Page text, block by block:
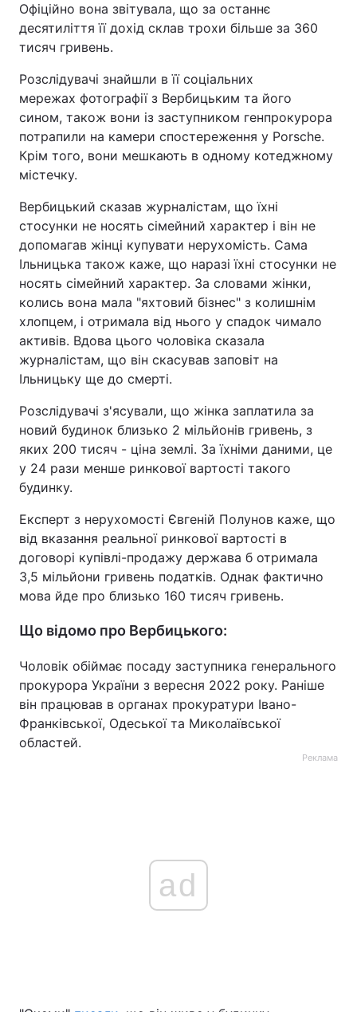
Офіційно вона звітувала, що за останнє
десятиліття її дохід склав трохи більше за 360
тисяч гривень.
Розслідувачі знайшли в її соціальних
мережах фотографії з Вербицьким та його
сином, також вони із заступником генпрокурора
потрапили на камери спостереження у Porsche.
Крім того, вони мешкають в одному котеджному
містечку.
Вербицький сказав журналістам, що їхні
стосунки не носять сімейний характер і він не
допомагав жінці купувати нерухомість. Сама
Ільницька також каже, що наразі їхні стосунки не
носять сімейний характер. За словами жінки,
колись вона мала "яхтовий бізнес" з колишнім
хлопцем, і отримала від нього у спадок чимало
активів. Вдова цього чоловіка сказала
журналістам, що він скасував заповіт на
Ільницьку ще до смерті.
Розслідувачі з'ясували, що жінка заплатила за
новий будинок близько 2 мільйонів гривень, з
яких 200 тисяч - ціна землі. За їхніми даними, це
у 24 рази менше ринкової вартості такого
будинку.
Експерт з нерухомості Євгеній Полунов каже, що
від вказання реальної ринкової вартості в
договорі купівлі-продажу держава б отримала
3,5 мільйони гривень податків. Однак фактично
мова йде про близько 160 тисяч гривень.
Що відомо про Вербицького:
Чоловік обіймає посаду заступника генерального
прокурора України з вересня 2022 року. Раніше
він працював в органах прокуратури Івано-
Франківської, Одеської та Миколаївської
областей.
Реклама
ad